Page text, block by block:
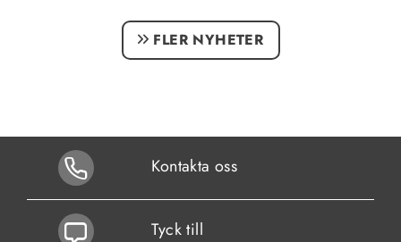
FLER NYHETER
Kontakta oss
Tyck till